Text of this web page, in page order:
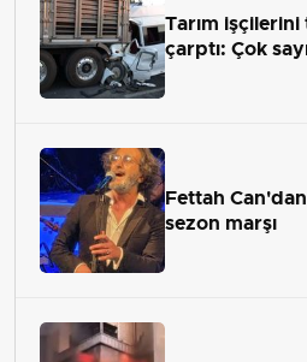
Tarım işçilerini
çarptı: Çok
Fettah
sezon marşı